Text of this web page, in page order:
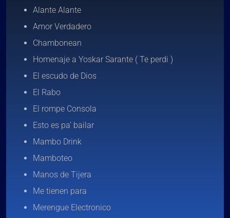
Alante Alante
Amor Verdadero
Chambonean
Homenaje a Yoskar Sarante ( Te perdi )
El escudo de Dios
El Rabo
El rompe Consola
Esto es pa’ bailar
Mambo Drink
Mamboteo
Manos de Tijera
Me tienen para
Merengue Electronico